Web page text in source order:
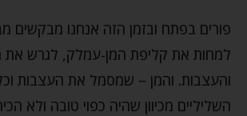
פורים בפתח ובזמן הזה אנחנו מבקשים
למחות את קליפת המן-עמלק, לגרש את
והעצבות. והמן – שמסמל את העצבות
השליליים מכיוון שהיה כפוי טובה ולא